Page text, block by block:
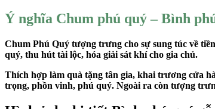
Ý nghĩa Chum phú quý – Bình
Chum Phú Quý tượng trưng cho sự sung túc về
quý, thu hút tài lộc, hóa giải sát khí cho gia chủ.
Thích hợp làm quà tặng tân gia, khai trương cửa
trọng, phồn vinh, phú quý. Ngoài ra còn tượng